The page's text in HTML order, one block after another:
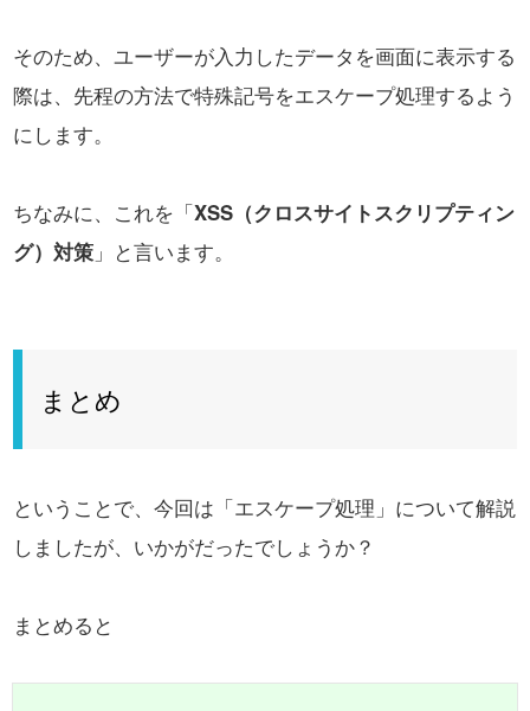
そのため、ユーザーが入力したデータを画面に表示する
際は、 先程の方法で特殊記号をエスケープ処理するよう
にします。
ちなみに、これを「XSS（クロスサイトスクリプティン
グ）対策 」と言います。
まとめ
ということで、今回は「エスケープ処理」について解説
しましたが、いかがだったでしょうか？
まとめると